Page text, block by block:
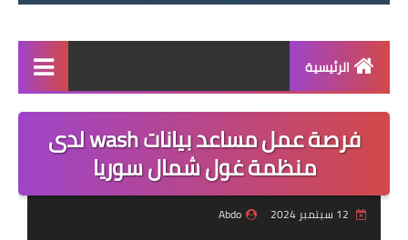
الرئيسية
القائمة
مناقصات
فرص عمل داخل سوريا
فرصة عمل مساعد بيانات wash لدى
منظمة غول شمال سوريا
Abdo